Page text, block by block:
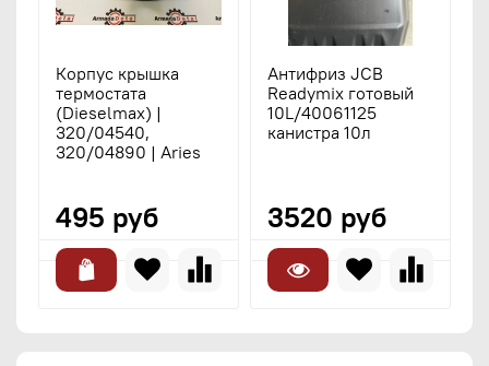
Корпус крышка
термостата
(Dieselmax) |
320/04540,
320/04890 | Aries
495 руб
Антифриз JCB
Readymix готовый
10L/40061125
канистра 10л
3520 руб